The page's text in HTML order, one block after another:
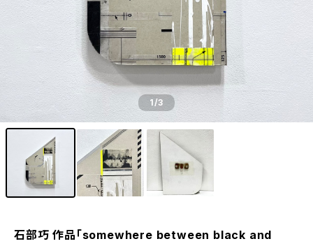
1/3
石部巧 作品「somewhere between black and